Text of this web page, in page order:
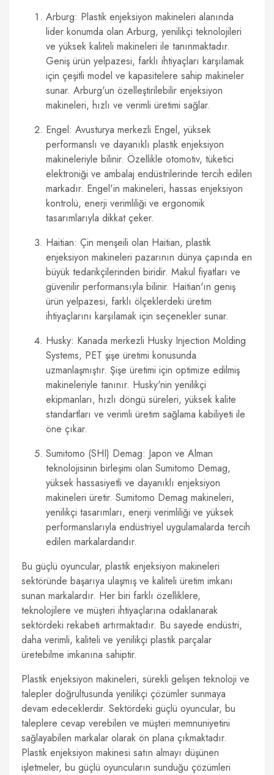
Arburg: Plastik enjeksiyon makineleri alanında
lider konumda olan Arburg, yenilikçi teknolojileri
ve yüksek kaliteli makineleri ile tanınmaktadır.
Geniş ürün yelpazesi, farklı ihtiyaçları karşılamak
için çeşitli model ve kapasitelere sahip makineler
sunar. Arburg'un özelleştirilebilir enjeksiyon
makineleri, hızlı ve verimli üretimi sağlar.
Engel: Avusturya merkezli Engel, yüksek
performanslı ve dayanıklı plastik enjeksiyon
makineleriyle bilinir. Özellikle otomotiv, tüketici
elektroniği ve ambalaj endüstrilerinde tercih edilen
markadır. Engel'in makineleri, hassas enjeksiyon
kontrolü, enerji verimliliği ve ergonomik
tasarımlarıyla dikkat çeker.
Haitian: Çin menşeili olan Haitian, plastik
enjeksiyon makineleri pazarının dünya çapında en
büyük tedarikçilerinden biridir. Makul fiyatları ve
güvenilir performansıyla bilinir. Haitian'ın geniş
ürün yelpazesi, farklı ölçeklerdeki üretim
ihtiyaçlarını karşılamak için seçenekler sunar.
Husky: Kanada merkezli Husky Injection Molding
Systems, PET şişe üretimi konusunda
uzmanlaşmıştır. Şişe üretimi için optimize edilmiş
makineleriyle tanınır. Husky'nin yenilikçi
ekipmanları, hızlı döngü süreleri, yüksek kalite
standartları ve verimli üretim sağlama kabiliyeti ile
öne çıkar.
Sumitomo (SHI) Demag: Japon ve Alman
teknolojisinin birleşimi olan Sumitomo Demag,
yüksek hassasiyetli ve dayanıklı enjeksiyon
makineleri üretir. Sumitomo Demag makineleri,
yenilikçi tasarımları, enerji verimliliği ve yüksek
performanslarıyla endüstriyel uygulamalarda tercih
edilen markalardandır.
Bu güçlü oyuncular, plastik enjeksiyon makineleri
sektöründe başarıya ulaşmış ve kaliteli üretim imkanı
sunan markalardır. Her biri farklı özelliklere,
teknolojilere ve müşteri ihtiyaçlarına odaklanarak
sektördeki rekabeti artırmaktadır. Bu sayede endüstri,
daha verimli, kaliteli ve yenilikçi plastik parçalar
üretebilme imkanına sahiptir.
Plastik enjeksiyon makineleri, sürekli gelişen teknoloji ve
talepler doğrultusunda yenilikçi çözümler sunmaya
devam edeceklerdir. Sektördeki güçlü oyuncular, bu
taleplere cevap verebilen ve müşteri memnuniyetini
sağlayabilen markalar olarak ön plana çıkmaktadır.
Plastik enjeksiyon makinesi satın almayı düşünen
işletmeler, bu güçlü oyuncuların sunduğu çözümleri